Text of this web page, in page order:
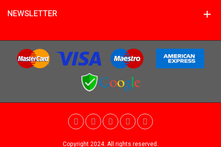
NEWSLETTER
Copyright 2024. All rights reserved.